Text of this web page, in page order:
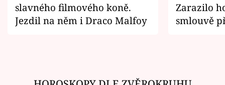
slavného filmového koně.
Jezdil na něm i Draco Malfoy
Zarazilo
smlouvě